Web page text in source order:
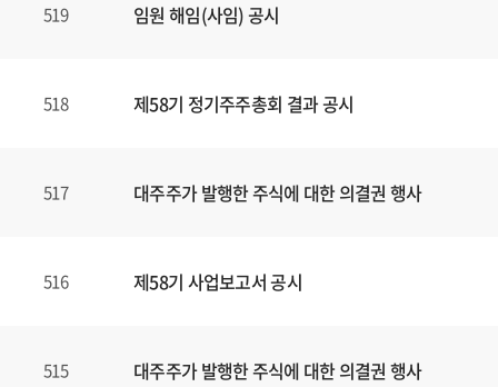
519 임원 해임(사임) 공시
518 제58기 정기주주총회 결과 공시
517 대주주가 발행한 주식에 대한 의결권 행사
516 제58기 사업보고서 공시
515 대주주가 발행한 주식에 대한 의결권 행사